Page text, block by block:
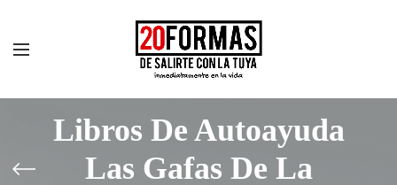
Libros De Autoayuda
Las Gafas De La